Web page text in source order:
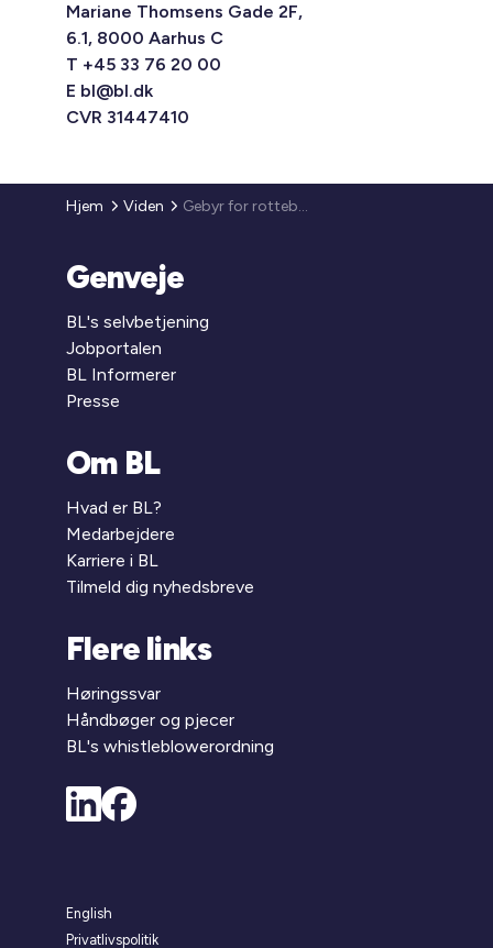
Mariane Thomsens Gade 2F,
6.1, 8000 Aarhus C
T +45 33 76 20 00
E bl@bl.dk
CVR 31447410
Hjem Viden Gebyr for rottebekæmpelse ændres pr. 1. januar 2025
Genveje
BL's selvbetjening
Jobportalen
BL Informerer
Presse
Om BL
Hvad er BL?
Medarbejdere
Karriere i BL
Tilmeld dig nyhedsbreve
Flere links
Høringssvar
Håndbøger og pjecer
BL's whistleblowerordning
English
Privatlivspolitik